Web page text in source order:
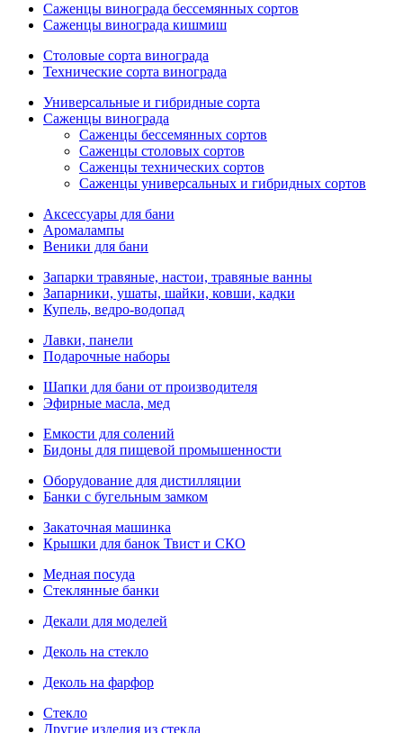
Саженцы винограда бессемянных сортов
Саженцы винограда кишмиш
Столовые сорта винограда
Технические сорта винограда
Универсальные и гибридные сорта
Саженцы винограда
Саженцы бессемянных сортов
Саженцы столовых сортов
Саженцы технических сортов
Саженцы универсальных и гибридных сортов
Аксессуары для бани
Аромалампы
Веники для бани
Запарки травяные, настои, травяные ванны
Запарники, ушаты, шайки, ковши, кадки
Купель, ведро-водопад
Лавки, панели
Подарочные наборы
Шапки для бани от производителя
Эфирные масла, мед
Емкости для солений
Бидоны для пищевой промышенности
Оборудование для дистилляции
Банки с бугельным замком
Закаточная машинка
Крышки для банок Твист и СКО
Медная посуда
Стеклянные банки
Декали для моделей
Деколь на стекло
Деколь на фарфор
Стекло
Другие изделия из стекла